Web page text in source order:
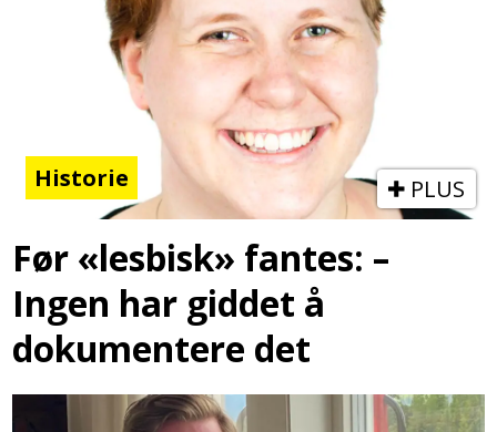
Historie PLUS
Før «lesbisk» fantes: –
Ingen har giddet å
dokumentere det